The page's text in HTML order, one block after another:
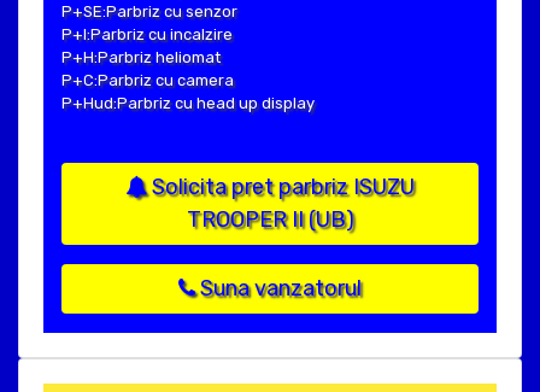
P+SE:Parbriz cu senzor
P+I:Parbriz cu incalzire
P+H:Parbriz heliomat
P+C:Parbriz cu camera
P+Hud:Parbriz cu head up display
Solicita pret parbriz ISUZU
TROOPER II (UB)
Suna vanzatorul